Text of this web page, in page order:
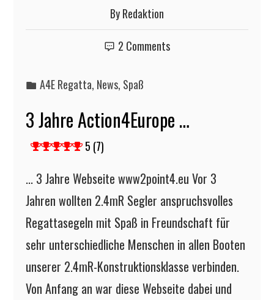
ByRedaktion
2 Comments
A4E Regatta, News, Spaß
3 Jahre Action4Europe …
5 (7)
... 3 Jahre Webseite www2point4.eu Vor 3
Jahren wollten 2.4mR Segler anspruchsvolles
Regattasegeln mit Spaß in Freundschaft für
sehr unterschiedliche Menschen in allen Booten
unserer 2.4mR-Konstruktionsklasse verbinden.
Von Anfang an war diese Webseite dabei und